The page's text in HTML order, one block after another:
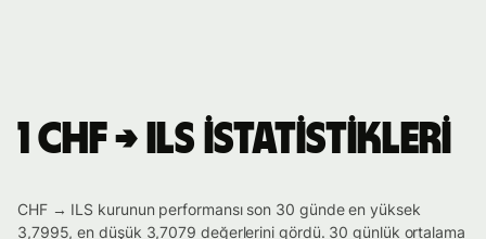
1 CHF → ILS istatistikleri
CHF → ILS kurunun performansı son 30 günde en yüksek
3,7995, en düşük 3,7079 değerlerini gördü. 30 günlük ortalama